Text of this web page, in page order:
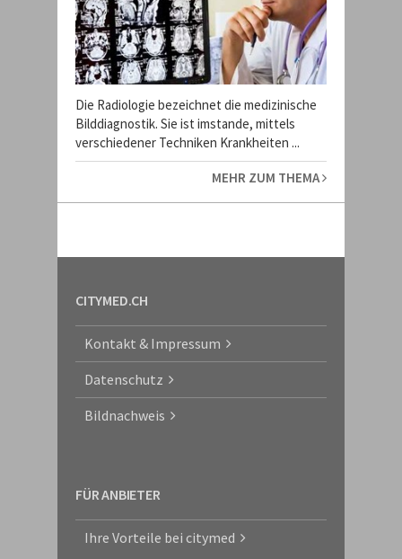
Die Radiologie bezeichnet die medizinische
Bilddiagnostik. Sie ist imstande, mittels
verschiedener Techniken Krankheiten ...
MEHR ZUM THEMA
CITYMED.CH
Kontakt & Impressum
Datenschutz
Bildnachweis
FÜR ANBIETER
Ihre Vorteile bei citymed